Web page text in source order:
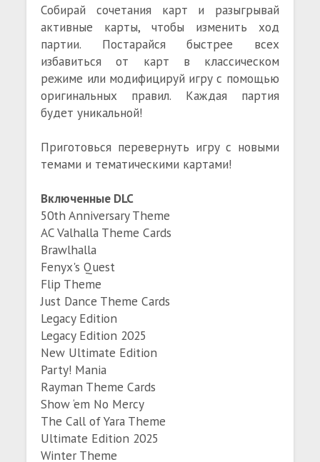
Собирай сочетания карт и разыгрывай
активные карты, чтобы изменить ход
партии. Постарайся быстрее всех
избавиться от карт в классическом
режиме или модифицируй игру с помощью
оригинальных правил. Каждая партия
будет уникальной!
Приготовься перевернуть игру с новыми
темами и тематическими картами!
Включенные DLC
50th Anniversary Theme
AC Valhalla Theme Cards
Brawlhalla
Fenyx's Quest
Flip Theme
Just Dance Theme Cards
Legacy Edition
Legacy Edition 2025
New Ultimate Edition
Party! Mania
Rayman Theme Cards
Show ‘em No Mercy
The Call of Yara Theme
Ultimate Edition 2025
Winter Theme